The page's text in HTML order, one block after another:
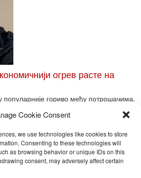
Cookie Consent
we use technologies like cookies to store
Consenting to these technologies will
as browsing behavior or unique IDs on this
consent, may adversely affect certain
огрев расте на
популарније гориво међу потрошачима.
Toggle